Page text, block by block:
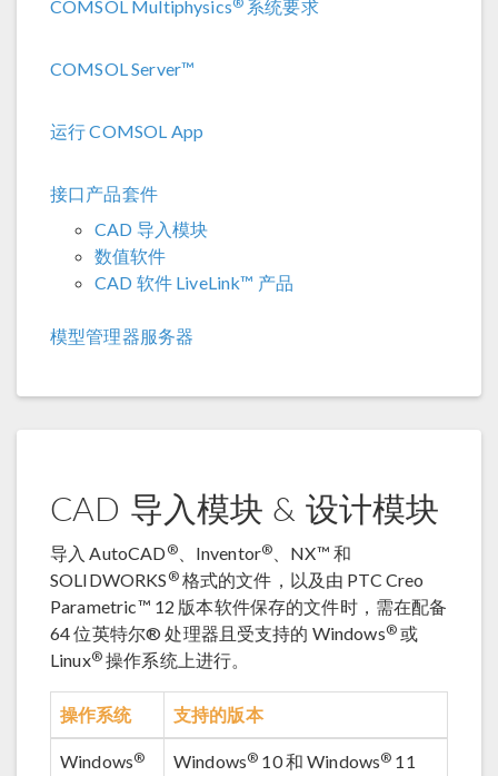
COMSOL Multiphysics 系统要求
COMSOL Server™
运行 COMSOL App
接口产品套件
CAD 导入模块
数值软件
CAD 软件 LiveLink™ 产品
模型管理器服务器
CAD 导入模块 & 设计模块
导入 AutoCAD®、Inventor®
、NX™ 和
SOLIDWORKS ®格式的文件，以及由 PTC Creo
Parametric™ 12 版本软件保存的文件时，需在配备
64 位英特尔® 处理器且受支持的 Windows®或
Linux®操作系统上进行。
操作系统 支持的版本
Windows® Windows® 10 和 Windows® 11